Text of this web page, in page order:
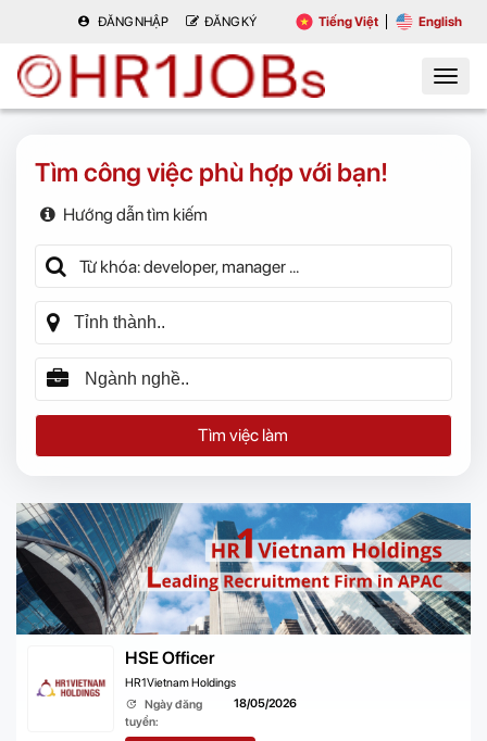
ĐĂNG NHẬP ĐĂNG KÝ Tiếng Việt English
Tìm công việc phù hợp với bạn!
Hướng dẫn tìm kiếm
Tìm việc làm
HSE Officer
HR1Vietnam Holdings
Ngày đăng
tuyển:
18/05/2026